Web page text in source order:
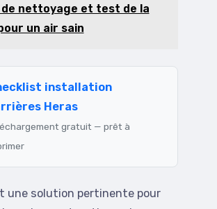
nettoyage et test de la
un air sain
installation
Heras
gratuit — prêt à
une solution pertinente pour